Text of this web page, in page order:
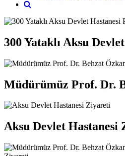
300 Yataklı Aksu
Müdürümüz Prof. Dr.
Aksu Devlet Hastanesi